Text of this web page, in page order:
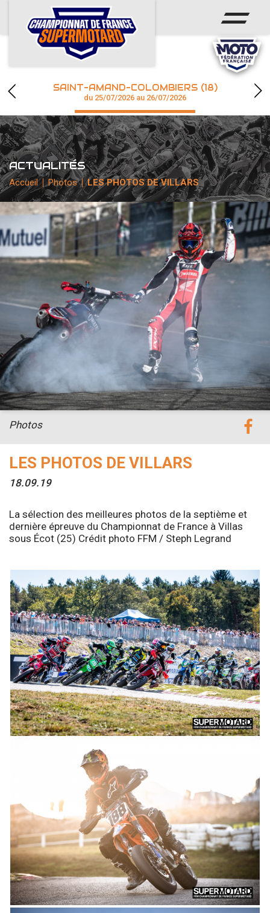
ACCUEIL
ACTUS
CALENDRIER
CHAMPIONNAT
RÉSULTATS
PHOTOS / WEB TV
accéder à la billetterie
SAINT-AMAND-COLOMBIERS (18)
du 25/07/2026 au 26/07/2026
ACTUALITÉS
Accueil Photos LES PHOTOS DE VILLARS
LES PHOTOS DE VILLARS
18.09.19
Photos
La sélection des meilleures photos de la septième et
dernière épreuve du Championnat de France à Villas
sous Écot (25) Crédit photo FFM / Steph Legrand